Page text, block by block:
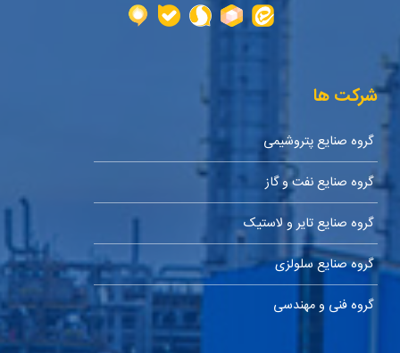
شرکت ها
گروه صنایع پتروشیمی
گروه صنایع نفت و گاز
گروه صنایع تایر و لاستیک
گروه صنایع سلولزی
گروه فنی و مهندسی